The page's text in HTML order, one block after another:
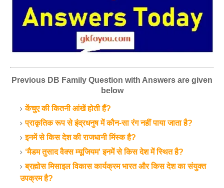
Previous DB Family Question with Answers are given
below
केंचुए की कितनी आंखें होती हैं?
प्राकृतिक रूप से इंद्रधनुष में कौन-सा रंग नहीं पाया जाता है?
इनमें से किस देश की राजधानी मिंस्क है?
‘मैडम तुसाद वैक्स म्यूजियम' इनमें से किस देश में स्थित है?
ब्रह्मोस मिसाइल विकास कार्यक्रम भारत और किस देश का संयुक्त
उपक्रम है?